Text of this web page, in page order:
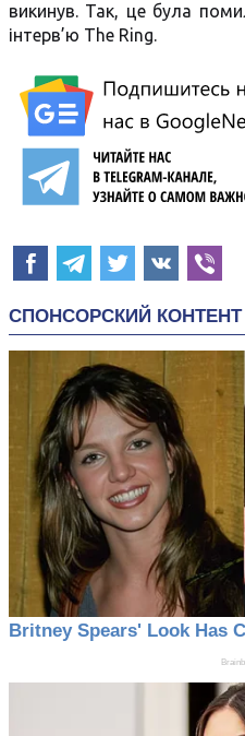
викинув. Так, це була
інтерв’ю The Ring.